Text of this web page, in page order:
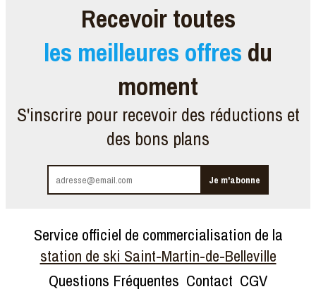
Recevoir toutes
les meilleures offres du
moment
S'inscrire pour recevoir des réductions et
des bons plans
Service officiel de commercialisation de la
station de ski Saint-Martin-de-Belleville
Questions Fréquentes Contact CGV